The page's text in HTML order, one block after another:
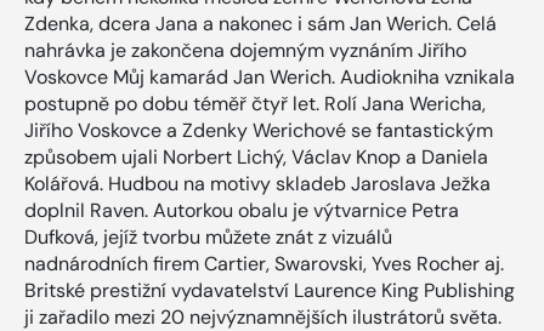
Zdenka, dcera Jana a nakonec i sám Jan Werich. Celá
nahrávka je zakončena dojemným vyznáním Jiřího
Voskovce Můj kamarád Jan Werich. Audiokniha vznikala
postupně po dobu téměř čtyř let. Rolí Jana Wericha,
Jiřího Voskovce a Zdenky Werichové se fantastickým
způsobem ujali Norbert Lichý, Václav Knop a Daniela
Kolářová. Hudbou na motivy skladeb Jaroslava Ježka
doplnil Raven. Autorkou obalu je výtvarnice Petra
Dufková, jejíž tvorbu můžete znát z vizuálů
nadnárodních firem Cartier, Swarovski, Yves Rocher aj.
Britské prestižní vydavatelství Laurence King Publishing
ji zařadilo mezi 20 nejvýznamnějších ilustrátorů světa.